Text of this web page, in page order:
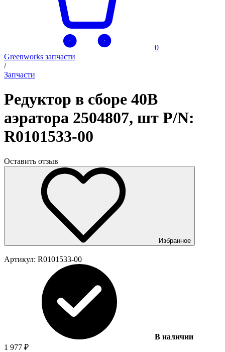
0
Greenworks запчасти
/
Запчасти
Редуктор в сборе 40В
аэратора 2504807, шт P/N:
R0101533-00
Оставить отзыв
Избранное
Артикул: R0101533-00
В наличии
1 977 ₽